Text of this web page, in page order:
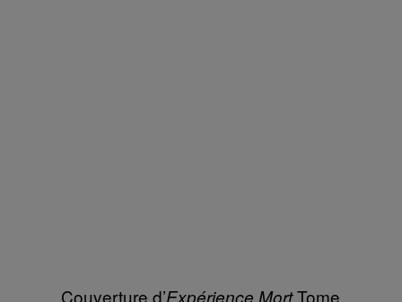
Couverture d’Expérience MortTome